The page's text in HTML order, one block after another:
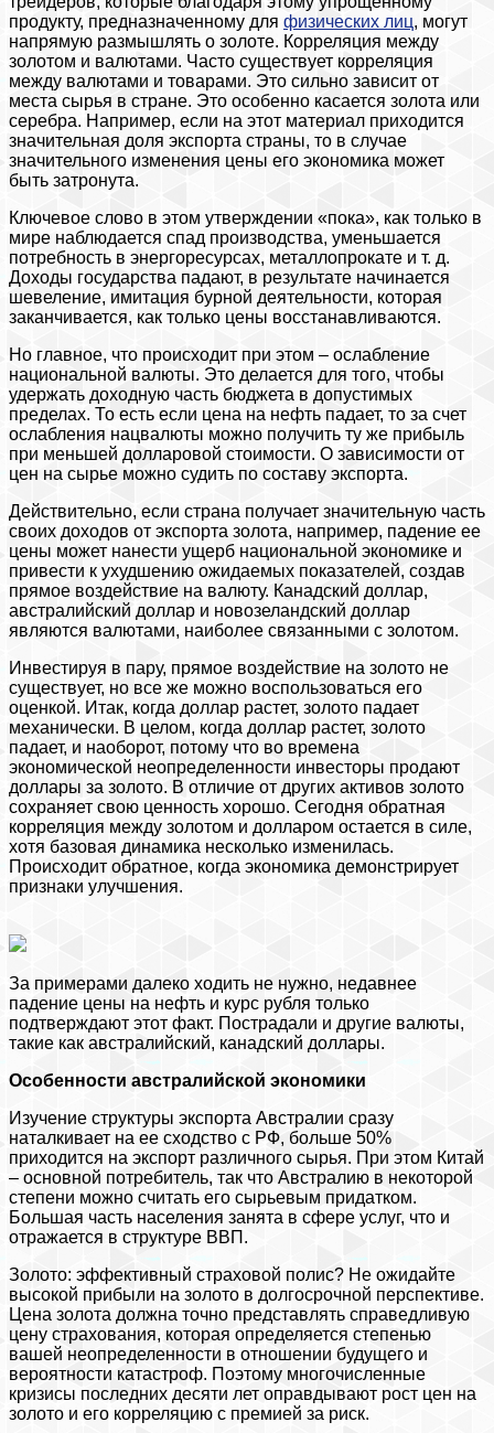
продукту, предназначенному для физических лиц, могут
напрямую размышлять о золоте. Корреляция между
золотом и валютами. Часто существует корреляция
между валютами и товарами. Это сильно зависит от
места сырья в стране. Это особенно касается золота или
серебра. Например, если на этот материал приходится
значительная доля экспорта страны, то в случае
значительного изменения цены его экономика может
быть затронута.
Ключевое слово в этом утверждении «пока», как только в
мире наблюдается спад производства, уменьшается
потребность в энергоресурсах, металлопрокате и т. д.
Доходы государства падают, в результате начинается
шевеление, имитация бурной деятельности, которая
заканчивается, как только цены восстанавливаются.
Но главное, что происходит при этом – ослабление
национальной валюты. Это делается для того, чтобы
удержать доходную часть бюджета в допустимых
пределах. То есть если цена на нефть падает, то за счет
ослабления нацвалюты можно получить ту же прибыль
при меньшей долларовой стоимости. О зависимости от
цен на сырье можно судить по составу экспорта.
Действительно, если страна получает значительную часть
своих доходов от экспорта золота, например, падение ее
цены может нанести ущерб национальной экономике и
привести к ухудшению ожидаемых показателей, создав
прямое воздействие на валюту. Канадский доллар,
австралийский доллар и новозеландский доллар
являются валютами, наиболее связанными с золотом.
Инвестируя в пару, прямое воздействие на золото не
существует, но все же можно воспользоваться его
оценкой. Итак, когда доллар растет, золото падает
механически. В целом, когда доллар растет, золото
падает, и наоборот, потому что во времена
экономической неопределенности инвесторы продают
доллары за золото. В отличие от других активов золото
сохраняет свою ценность хорошо. Сегодня обратная
корреляция между золотом и долларом остается в силе,
хотя базовая динамика несколько изменилась.
Происходит обратное, когда экономика демонстрирует
признаки улучшения.
За примерами далеко ходить не нужно, недавнее
падение цены на нефть и курс рубля только
подтверждают этот факт. Пострадали и другие валюты,
такие как австралийский, канадский доллары.
Особенности австралийской экономики
Изучение структуры экспорта Австралии сразу
наталкивает на ее сходство с РФ, больше 50%
приходится на экспорт различного сырья. При этом Китай
– основной потребитель, так что Австралию в некоторой
степени можно считать его сырьевым придатком.
Большая часть населения занята в сфере услуг, что и
отражается в структуре ВВП.
Золото: эффективный страховой полис? Не ожидайте
высокой прибыли на золото в долгосрочной перспективе.
Цена золота должна точно представлять справедливую
цену страхования, которая определяется степенью
вашей неопределенности в отношении будущего и
вероятности катастроф. Поэтому многочисленные
кризисы последних десяти лет оправдывают рост цен на
золото и его корреляцию с премией за риск.